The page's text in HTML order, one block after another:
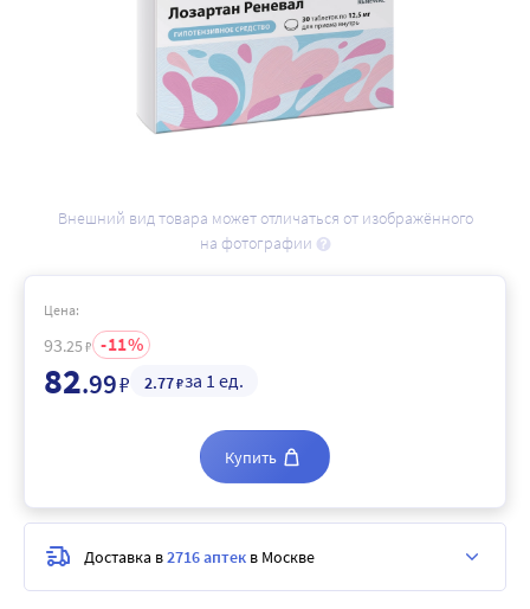
Внешний вид товара может отличаться от изображённого
на фотографии
Цена:
93.25 ₽ 11
82.99₽ 2.77₽за 1 ед.
Купить
Доставка в2716 аптек в Москве